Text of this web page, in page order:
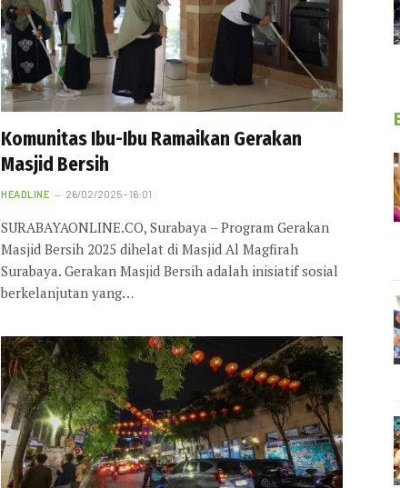
Komunitas Ibu-Ibu Ramaikan Gerakan
Masjid Bersih
HEADLINE 26/02/2025 - 16:01
SURABAYAONLINE.CO, Surabaya – Program Gerakan
Masjid Bersih 2025 dihelat di Masjid Al Magfirah
Surabaya. Gerakan Masjid Bersih adalah inisiatif sosial
berkelanjutan yang…